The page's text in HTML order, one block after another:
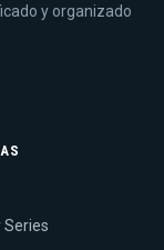
y organizado
Series